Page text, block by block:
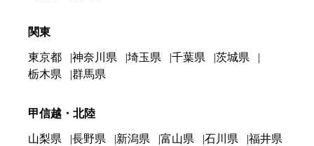
関東
東京都 神奈川県 埼玉県 千葉県
茨城県
栃木県
群馬県
甲信越・北陸
山梨県 長野県 新潟県 富山県 石川県 福井県